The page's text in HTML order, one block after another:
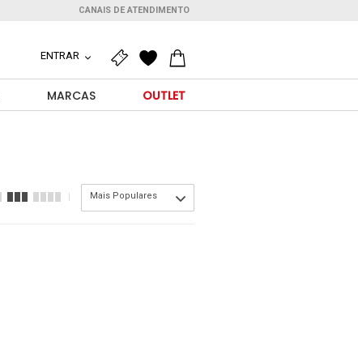
CANAIS DE ATENDIMENTO
ENTRAR
MARCAS OUTLET
Mais Populares